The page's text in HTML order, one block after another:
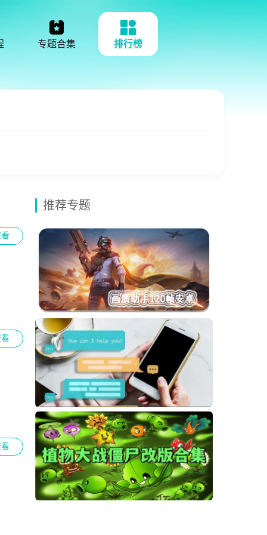
专题合集 排行榜
推荐专题